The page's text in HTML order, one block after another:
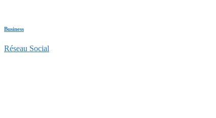
Business
Réseau Social